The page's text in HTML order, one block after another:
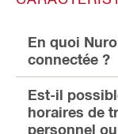
En quoi
connectée ?
Est-il
horaires de
personnel